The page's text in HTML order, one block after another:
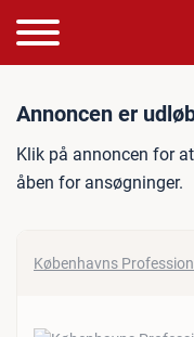
Annoncen er
Klik på annoncen for
åben for ansøgninger.
Københavns